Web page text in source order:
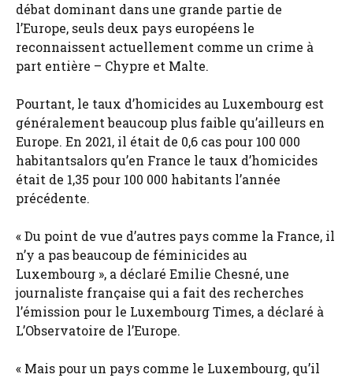
débat dominant dans une grande partie de
l’Europe, seuls deux pays européens le
reconnaissent actuellement comme un crime à
part entière – Chypre et Malte.
Pourtant, le taux d’homicides au Luxembourg est
généralement beaucoup plus faible qu’ailleurs en
Europe. En 2021, il était de 0,6 cas pour 100 000
habitantsalors qu’en France le taux d’homicides
était de 1,35 pour 100 000 habitants l’année
précédente.
« Du point de vue d’autres pays comme la France, il
n’y a pas beaucoup de féminicides au
Luxembourg », a déclaré Emilie Chesné, une
journaliste française qui a fait des recherches
l’émission pour le Luxembourg Times, a déclaré à
L’Observatoire de l’Europe.
« Mais pour un pays comme le Luxembourg, qu’il